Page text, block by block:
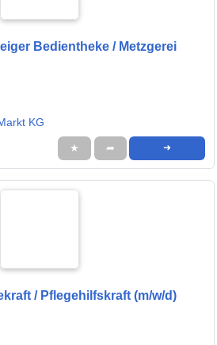
Bedientheke / Metzgerei
KG
★ ➦ ➜
/ Pflegehilfskraft (m/w/d)